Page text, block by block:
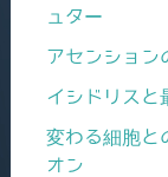
ュター
アセンション
イシドリスと
変わる細胞と
オン